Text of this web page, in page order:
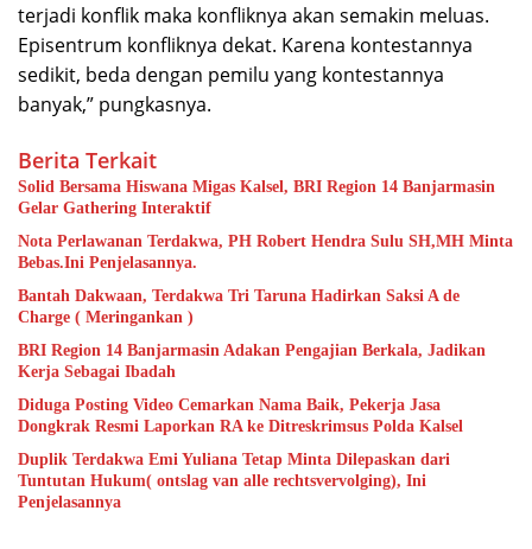
terjadi konflik maka konfliknya akan semakin meluas.
Episentrum konfliknya dekat. Karena kontestannya
sedikit, beda dengan pemilu yang kontestannya
banyak,” pungkasnya.
Berita Terkait
Solid Bersama Hiswana Migas Kalsel, BRI Region 14 Banjarmasin
Gelar Gathering Interaktif
Nota Perlawanan Terdakwa, PH Robert Hendra Sulu SH,MH Minta
Bebas.Ini Penjelasannya.
Bantah Dakwaan, Terdakwa Tri Taruna Hadirkan Saksi A de
Charge ( Meringankan )
BRI Region 14 Banjarmasin Adakan Pengajian Berkala, Jadikan
Kerja Sebagai Ibadah
Diduga Posting Video Cemarkan Nama Baik, Pekerja Jasa
Dongkrak Resmi Laporkan RA ke Ditreskrimsus Polda Kalsel
Duplik Terdakwa Emi Yuliana Tetap Minta Dilepaskan dari
Tuntutan Hukum( ontslag van alle rechtsvervolging), Ini
Penjelasannya